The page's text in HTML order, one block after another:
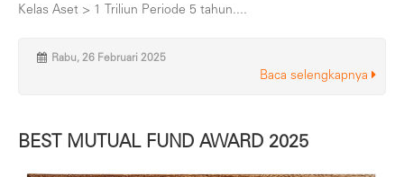
Kelas Aset > 1 Triliun Periode 5 tahun....
Rabu, 26 Februari 2025
Baca selengkapnya
BEST MUTUAL FUND AWARD 2025